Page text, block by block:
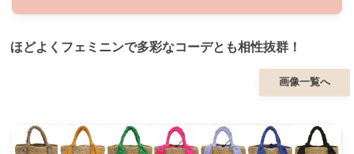
ほどよくフェミニンで多彩なコーデとも相性抜群！
画像一覧へ